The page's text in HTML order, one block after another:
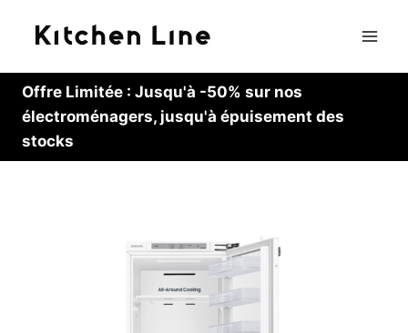
Offre Limitée : Jusqu'à -50% sur nos
électroménagers, jusqu'à épuisement des
stocks